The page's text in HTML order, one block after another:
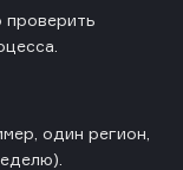
один регион,